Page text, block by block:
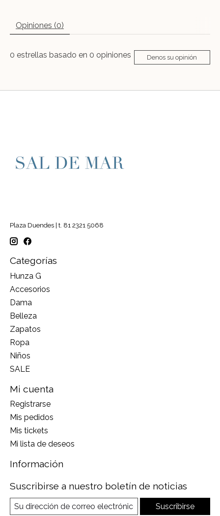
Opiniones (0)
0 estrellas basado en 0 opiniones Denos su opinión
Plaza Duendes | t. 81 2321 5068
Categorías
Hunza G
Accesorios
Dama
Belleza
Zapatos
Ropa
Niños
SALE
Mi cuenta
Registrarse
Mis pedidos
Mis tickets
Mi lista de deseos
Información
Suscribirse a nuestro boletín de noticias
Suscribirse